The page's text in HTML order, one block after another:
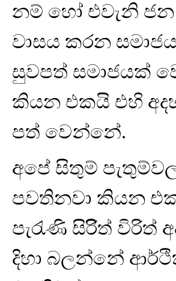
නම් හෝ එවැනි
වාසය කරන
සුවපත් සමාජයක්
කියන එකයි එහි
පත් වෙන්නේ.
අපේ සිතුම්
පවතිනවා කියන
පැරැණි සිරිිත් විරිත්
දිහා බලන්නේ